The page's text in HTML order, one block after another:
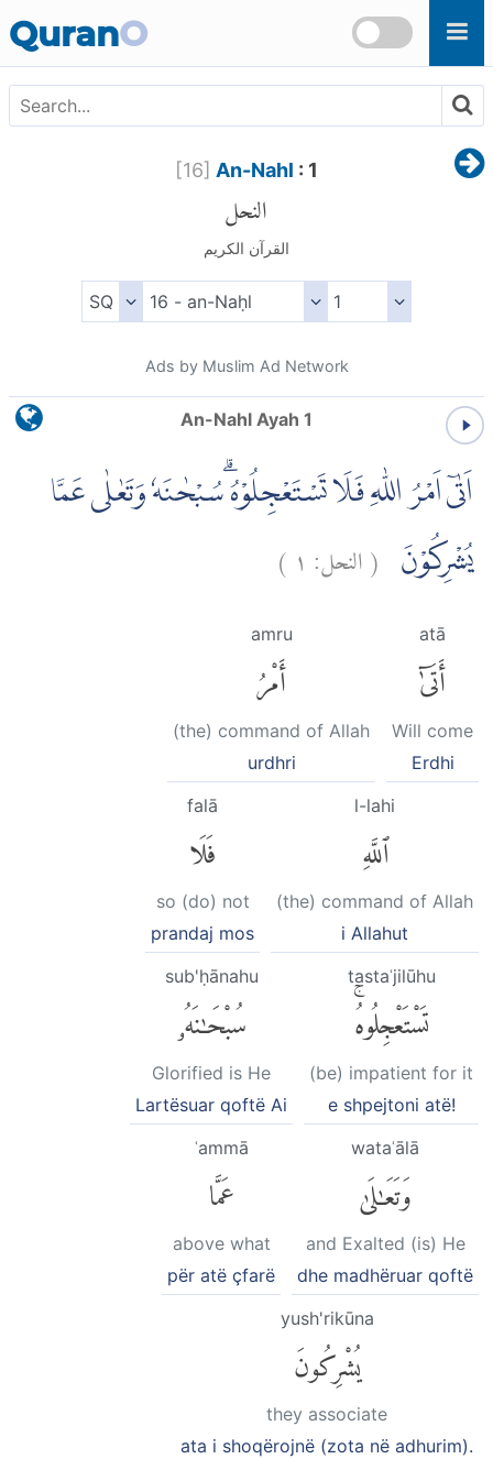
QuranO
[16] An-Nahl : 1
النحل
القرآن الكريم
Ads by Muslim Ad Network
An-Nahl Ayah 1
اَتٰىٓ اَمْرُ اللّٰهِ فَلَا تَسْتَعْجِلُوْهُ ۗسُبْحٰنَهٗ وَتَعٰلٰى عَمَّا
يُشْرِكُوْنَ (النحل: ١ )
atā
أَتَىٰٓ
Will come
Erdhi
amru
أَمْرُ
(the) command of Allah
urdhri
l-lahi
ٱللَّهِ
(the) command of Allah
i Allahut
falā
فَلَا
so (do) not
prandaj mos
tastaʿjilūhu
تَسْتَعْجِلُوهُۚ
(be) impatient for it
e shpejtoni atë!
sub'ḥānahu
سُبْحَٰنَهُۥ
Glorified is He
Lartësuar qoftë Ai
wataʿālā
وَتَعَٰلَىٰ
and Exalted (is) He
dhe madhëruar qoftë
ʿammā
عَمَّا
above what
për atë çfarë
yush'rikūna
يُشْرِكُونَ
they associate
ata i shoqërojnë (zota në adhurim).